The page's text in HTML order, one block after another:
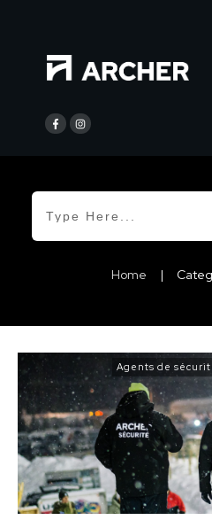
Home |
Agents de